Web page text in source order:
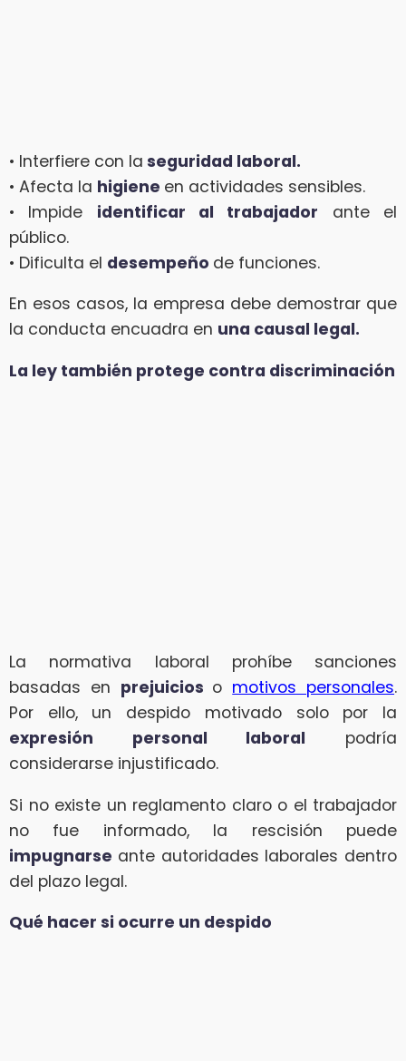
• Interfiere con la seguridad laboral.
• Afecta la higiene en actividades sensibles.
• Impide identificar al trabajador ante el
público.
• Dificulta el desempeño de funciones.
En esos casos, la empresa debe demostrar que
la conducta encuadra en una causal legal.
La ley también protege contra discriminación
La normativa laboral prohíbe sanciones
basadas en prejuicios o motivos personales.
Por ello, un despido motivado solo por la
expresión personal laboral podría
considerarse injustificado.
Si no existe un reglamento claro o el trabajador
no fue informado, la rescisión puede
impugnarse ante autoridades laborales dentro
del plazo legal.
Qué hacer si ocurre un despido